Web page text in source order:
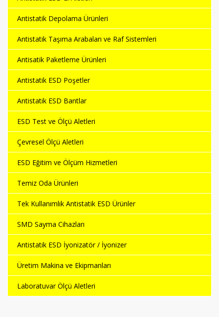
Antistatik Depolama Ürünleri
Antistatik Taşıma Arabaları ve Raf Sistemleri
Antisatik Paketleme Ürünleri
Antistatik ESD Poşetler
Antistatik ESD Bantlar
ESD Test ve Ölçü Aletleri
Çevresel Ölçü Aletleri
ESD Eğitim ve Ölçüm Hizmetleri
Temiz Oda Ürünleri
Tek Kullanımlık Antistatik ESD Ürünler
SMD Sayma Cihazları
Antistatik ESD İyonizatör / İyonizer
Üretim Makina ve Ekipmanları
Laboratuvar Ölçü Aletleri